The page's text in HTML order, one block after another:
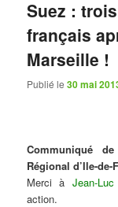
Suez :
français
Marseille !
Publié le30 mai
Communiqué
Régional d’Ile-de-
Merci à Jean-
action.